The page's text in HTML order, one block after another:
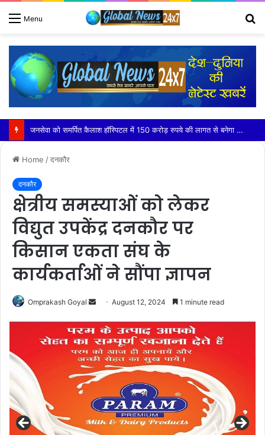
Menu
भजन संध्या में बही भक्ति रस की अमृत धारा ,भावविभोर होकर झूम उठे श्रृद्धालु
Home /दनकौर
दनकौर
क्षेत्रीय समस्याओं को लेकर
विद्युत उपकेंद्र दनकौर पर
किसान एकता संघ के
कार्यकर्ताओं ने सौंपा ज्ञापन
Omprakash Goyal
Send
email
August 12, 2024 1 minute read